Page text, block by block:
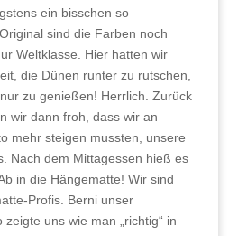
ein bisschen so
sind die Farben noch
Weltklasse. Hier hatten wir
die Dünen runter zu rutschen,
zu genießen! Herrlich. Zurück
wir dann froh, dass wir an
mehr steigen mussten, unsere
Nach dem Mittagessen hieß es
in die Hängematte! Wir sind
Profis. Berni unser
uns wie man „richtig“ in